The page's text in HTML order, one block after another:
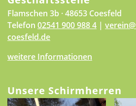
Flamschen 3b · 48653 Coesfeld
Telefon 02541 900 988 4 |
coesfeld.de
weitere Informationen
Unsere Schirmherren